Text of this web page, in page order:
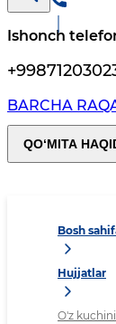
Ishonch
BARCHA
QO‘MITA
Bosh
Hujjatlar
O'z